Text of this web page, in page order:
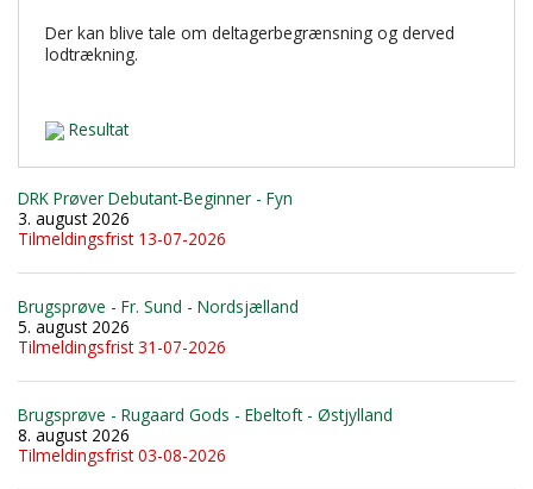
Der kan blive tale om deltagerbegrænsning og derved
lodtrækning.
Resultat
DRK Prøver Debutant-Beginner - Fyn
3. august 2026
Tilmeldingsfrist 13-07-2026
Brugsprøve - Fr. Sund - Nordsjælland
5. august 2026
Tilmeldingsfrist 31-07-2026
Brugsprøve - Rugaard Gods - Ebeltoft - Østjylland
8. august 2026
Tilmeldingsfrist 03-08-2026